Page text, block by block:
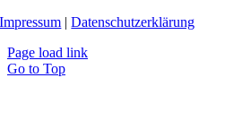
Impressum |Datenschutzerklärung
Page load link
Go to Top